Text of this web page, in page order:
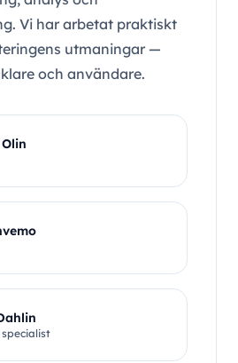
Vi har arbetat praktiskt
utmaningar —
och användare.
specialist